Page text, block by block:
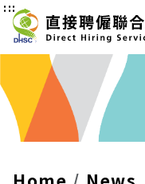
:::